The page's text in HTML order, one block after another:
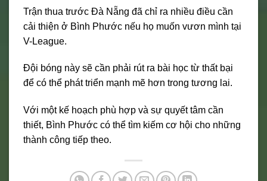
Trận thua trước Đà Nẵng đã chỉ ra nhiều điều cần
cải thiện ở Bình Phước nếu họ muốn vươn mình tại
V-League.
Đội bóng này sẽ cần phải rút ra bài học từ thất bại
để có thể phát triển mạnh mẽ hơn trong tương lai.
Với một kế hoạch phù hợp và sự quyết tâm cần
thiết, Bình Phước có thể tìm kiếm cơ hội cho những
thành công tiếp theo.